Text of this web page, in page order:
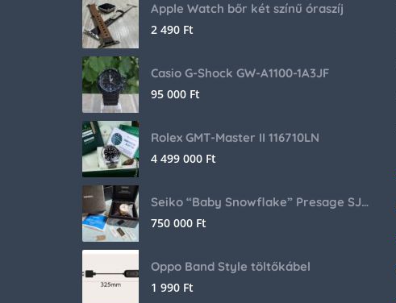
Apple Watch bőr két színű óraszíj
2 490 Ft
Casio G-Shock GW-A1100-1A3JF
95 000 Ft
Rolex GMT-Master II 116710LN
4 499 000 Ft
Seiko “Baby Snowflake” Presage SJE073J1/SARA015 Limited Edition
750 000 Ft
Oppo Band Style töltőkábel
1 990 Ft